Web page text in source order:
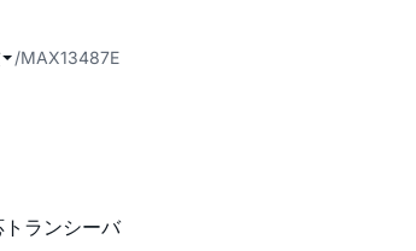
MAX13487E
ランシーバ